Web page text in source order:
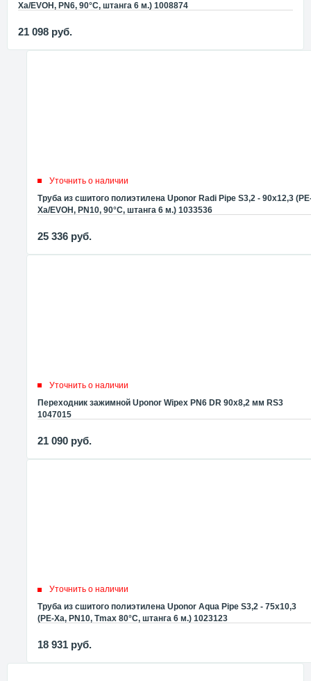
Xa/EVOH, PN6, 90°C, штанга 6 м.) 1008874
21 098 руб.
Уточнить о наличии
Труба из сшитого полиэтилена Uponor Radi Pipe S3,2 - 90x12,3
Xa/EVOH, PN10, 90°C, штанга 6 м.) 1033536
25 336 руб.
Уточнить о наличии
Переходник зажимной Uponor Wipex PN6 DR 90x8,2 мм RS3
1047015
21 090 руб.
Уточнить о наличии
Труба из сшитого полиэтилена Uponor Aqua Pipe S3,2 - 75x10,3
(PE-Xa, PN10, Tmax 80°C, штанга 6 м.) 1023123
18 931 руб.